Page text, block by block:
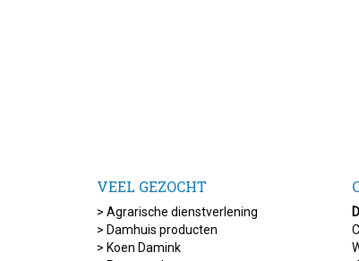
VEEL GEZOCHT
> Agrarische dienstverlening
> Damhuis producten
> Koen Damink